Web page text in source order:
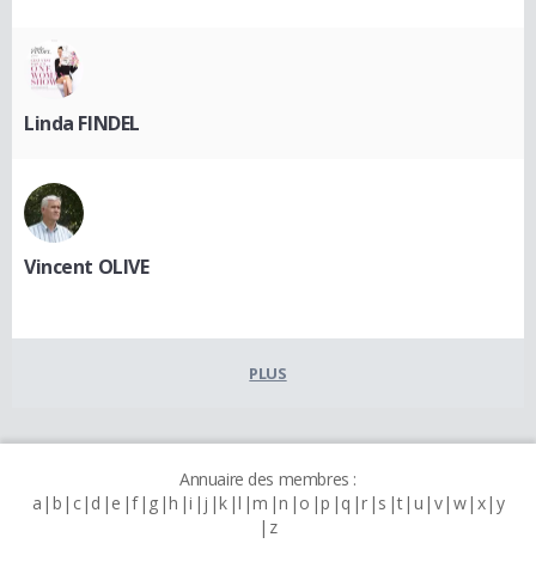
Linda FINDEL
Vincent OLIVE
PLUS
Annuaire des membres :
a b c d e f g h i j k l m n o p q r s t u v w x y
z